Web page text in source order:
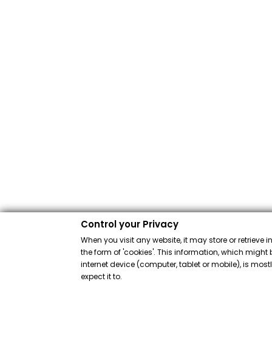
Control your Privacy
When you visit any website, it may store or retrieve
the form of 'cookies'. This information, which might
internet device (computer, tablet or mobile), is
expect it to.